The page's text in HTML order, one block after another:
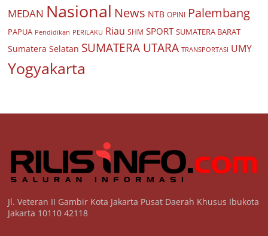
MEDAN Nasional News NTB OPINI Palembang
PAPUA Pendidikan PERILAKU Riau SHM SPORT SUMATERA BARAT
Sumatera Selatan SUMATERA UTARA TRANSPORTASI UMY
Yogyakarta
Jl. Veteran II Gambir Kota Jakarta Pusat Daerah Khusus Ibukota
Jakarta 10110 42118